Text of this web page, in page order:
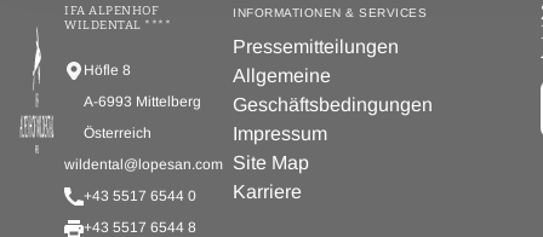
IFA ALPENHOF
WILDENTAL ****
Höfle 8
A-6993 Mittelberg
Österreich
wildental@lopesan.com
+43 5517 6544 0
+43 5517 6544 8
INFORMATIONEN & SERVICES
Pressemitteilungen
Allgemeine
Geschäftsbedingungen
Impressum
Site Map
Karriere